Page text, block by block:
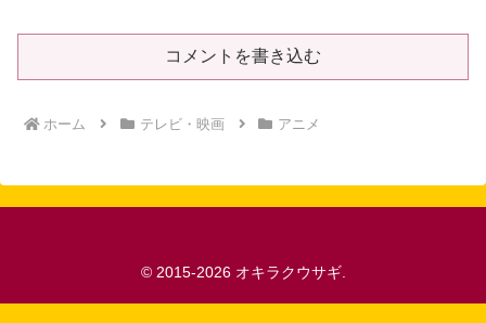
コメントを書き込む
ホーム テレビ・映画 アニメ
© 2015-2026 オキラクウサギ.